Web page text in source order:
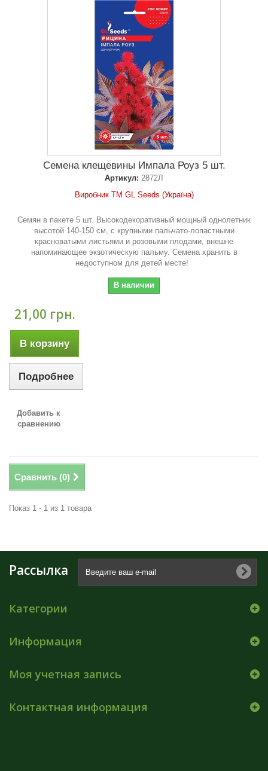
Семена клещевины Импала Роуз 5 шт.
Артикул: 2872Л
Виробник ТМ GL Seeds (Україна)
Семян в пакете 5 шт. Высокодекоративный мощный однолетник
высотой 140-150 см, с крупными пальчато-лопастными
красноватыми листьями и розовыми плодами, внешне
напоминающее экзотическую пальму. Семена хранить в
недоступном для детей месте!
В наличии
21,00 грн.
В корзину
Подробнее
Добавить к
сравнению
Сравнить (0)
Показ 1 - 1 из 1 товара
Рассылка
Категории
Информация
Моя учетная запись
Контактная информация